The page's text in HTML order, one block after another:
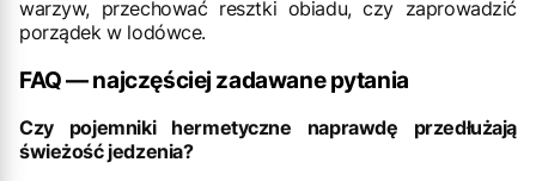
warzyw, przechować resztki obiadu, czy zaprowadzić
porządek w lodówce.
FAQ — najczęściej zadawane pytania
Czy pojemniki hermetyczne naprawdę przedłużają
świeżość jedzenia?